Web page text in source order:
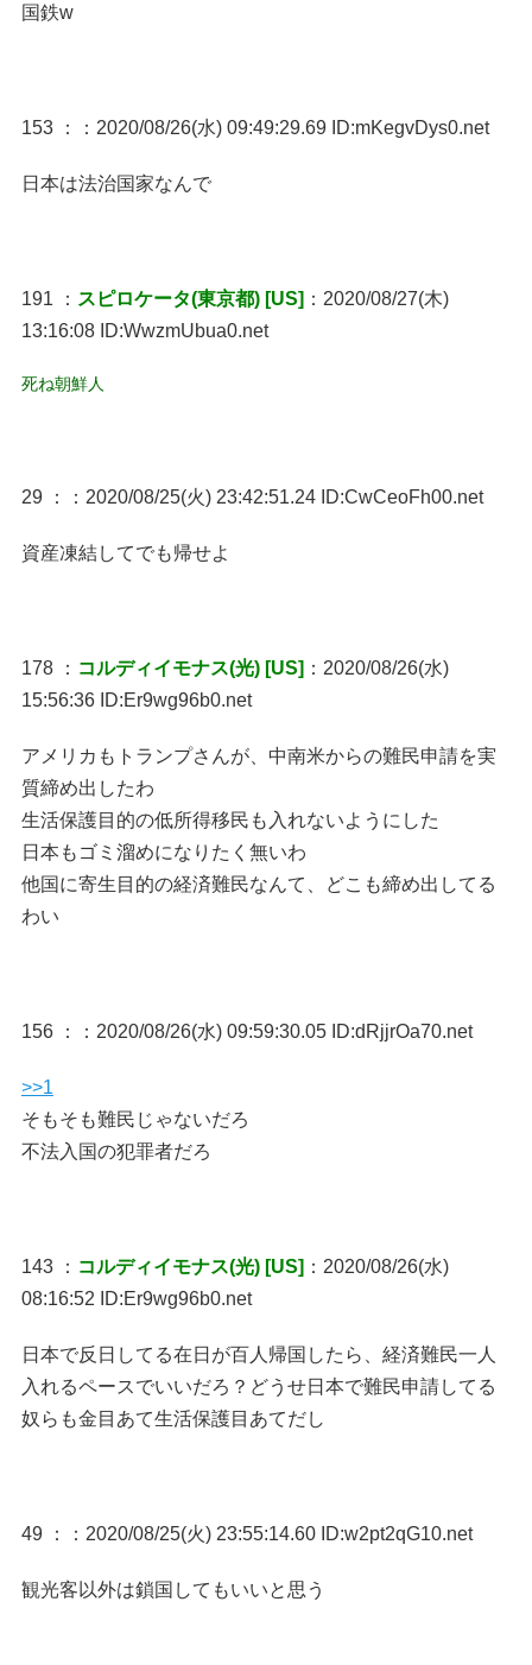
国鉄w
153 ： ：2020/08/26(水) 09:49:29.69 ID:mKegvDys0.net
日本は法治国家なんで
191 ： スピロケータ(東京都) [US] ：2020/08/27(木)
13:16:08 ID:WwzmUbua0.net
死ね朝鮮人
29 ： ：2020/08/25(火) 23:42:51.24 ID:CwCeoFh00.net
資産凍結してでも帰せよ
178 ： コルディイモナス(光) [US] ：2020/08/26(水)
15:56:36 ID:Er9wg96b0.net
アメリカもトランプさんが、中南米からの難民申請を実
質締め出したわ
生活保護目的の低所得移民も入れないようにした
日本もゴミ溜めになりたく無いわ
他国に寄生目的の経済難民なんて、どこも締め出してる
わい
156 ： ：2020/08/26(水) 09:59:30.05 ID:dRjjrOa70.net
>>1
そもそも難民じゃないだろ
不法入国の犯罪者だろ
143 ： コルディイモナス(光) [US] ：2020/08/26(水)
08:16:52 ID:Er9wg96b0.net
日本で反日してる在日が百人帰国したら、経済難民一人
入れるペースでいいだろ？どうせ日本で難民申請してる
奴らも金目あて生活保護目あてだし
49 ： ：2020/08/25(火) 23:55:14.60 ID:w2pt2qG10.net
観光客以外は鎖国してもいいと思う